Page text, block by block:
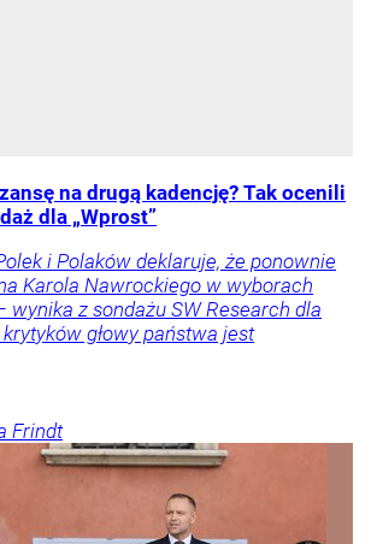
na drugą kadencję? Tak ocenili
dla „Wprost”
i Polaków deklaruje, że ponownie
Karola Nawrockiego w wyborach
wynika z sondażu SW Research dla
krytyków głowy państwa jest
Frindt